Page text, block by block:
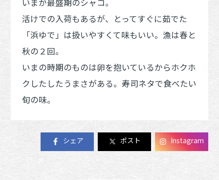
いまが最盛期のシャコ。
活けでの入荷もあるが、とってすぐに茹でた
「浜ゆで」は扱いやすくて味もいい。漁は春と
秋の２回。
いまの時期のものは卵を抱いているからホクホ
クしたしたうまさがある。寿司ネタで食べたい
旬の味。
シェア ポスト Instagram